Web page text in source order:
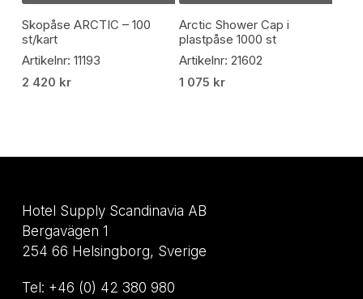
Skopåse ARCTIC – 100
st/kart
Artikelnr: 11193
2 420 kr
Arctic Shower Cap i
plastpåse 1000 st
Artikelnr: 21602
1 075 kr
Hotel Supply Scandinavia AB
Bergavägen 1
254 66 Helsingborg, Sverige
Tel: +46 (0) 42 380 980